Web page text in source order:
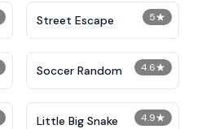
5★
Street Escape
4.6★
Soccer Random
4.9★
Little Big Snake